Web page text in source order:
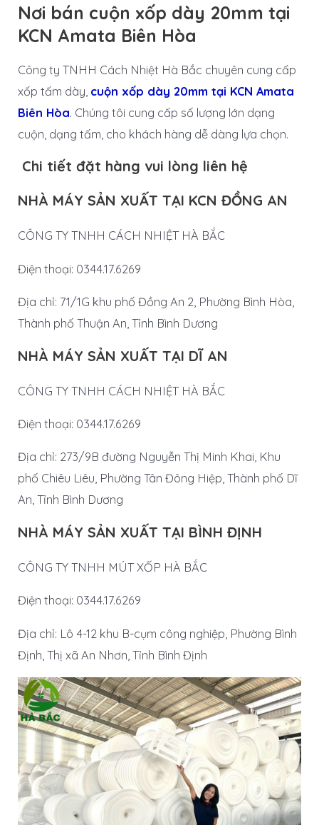
Nơi bán cuộn xốp dày 20mm tại
KCN Amata Biên Hòa
Công ty TNHH Cách Nhiệt Hà Bắc chuyên cung cấp
xốp tấm dày, cuộn xốp dày 20mm tại KCN Amata
Biên Hòa. Chúng tôi cung cấp số lượng lớn dạng
cuộn, dạng tấm, cho khách hàng dễ dàng lựa chọn.
Chi tiết đặt hàng vui lòng liên hệ
NHÀ MÁY SẢN XUẤT TẠI KCN ĐỒNG AN
CÔNG TY TNHH CÁCH NHIỆT HÀ BẮC
Điện thoại: 0344.17.6269
Địa chỉ: 71/1G khu phố Đồng An 2, Phường Bình Hòa,
Thành phố Thuận An, Tỉnh Bình Dương
NHÀ MÁY SẢN XUẤT TẠI DĨ AN
CÔNG TY TNHH CÁCH NHIỆT HÀ BẮC
Điện thoại: 0344.17.6269
Địa chỉ: 273/9B đường Nguyễn Thị Minh Khai, Khu
phố Chiêu Liêu, Phường Tân Đông Hiệp, Thành phố Dĩ
An, Tỉnh Bình Dương
NHÀ MÁY SẢN XUẤT TẠI BÌNH ĐỊNH
CÔNG TY TNHH MÚT XỐP HÀ BẮC
Điện thoại: 0344.17.6269
Địa chỉ: Lô 4-12 khu B-cụm công nghiệp, Phường Bình
Định, Thị xã An Nhơn, Tỉnh Bình Định